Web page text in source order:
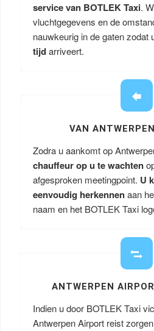
service van BOTLEK Taxi.
vluchtgegevens en de
nauwkeurig in de gaten zodat
tijdarriveert.
VAN
Zodra u aankomt op
chauffeur op u te wachten
afgesproken meetingpoint. U
eenvoudig herkennenaan
naam en het BOTLEK Taxi
ANTWERPEN
Indien u door BOTLEK Taxi
Antwerpen Airport reist